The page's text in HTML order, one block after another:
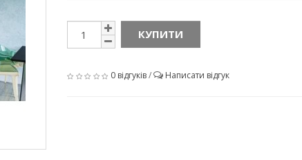
КУПИТИ
0 відгуків/ Написати відгук